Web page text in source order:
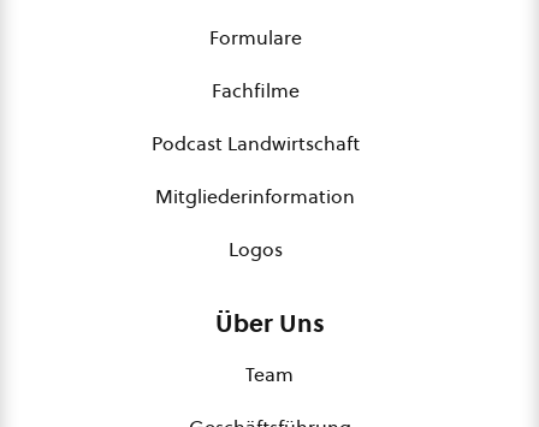
Formulare
Fachfilme
Podcast Landwirtschaft
Mitgliederinformation
Logos
Über Uns
Team